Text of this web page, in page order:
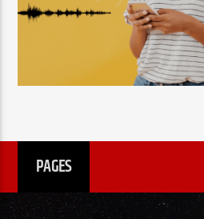
TITRE
Radio Elyon
PAGES